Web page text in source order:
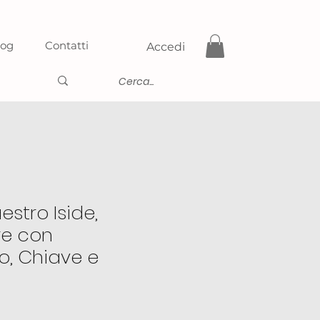
Contatti Accedi
Iside,
con
Chiave e